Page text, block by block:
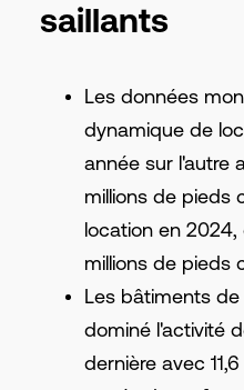
saillants
Les données
dynamique de
année sur l'autre
millions de pieds
location en 2024,
millions de pieds
Les bâtiments
dominé l'activité
dernière avec